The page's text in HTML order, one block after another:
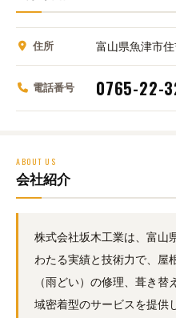
住所 富山県魚津市
電話番号 0765-22-
ABOUT US
会社紹介
株式会社坂木工業は、富山
わたる実績と技術力で、屋
（雨どい）の修理、葺き
域密着型のサービスを提供